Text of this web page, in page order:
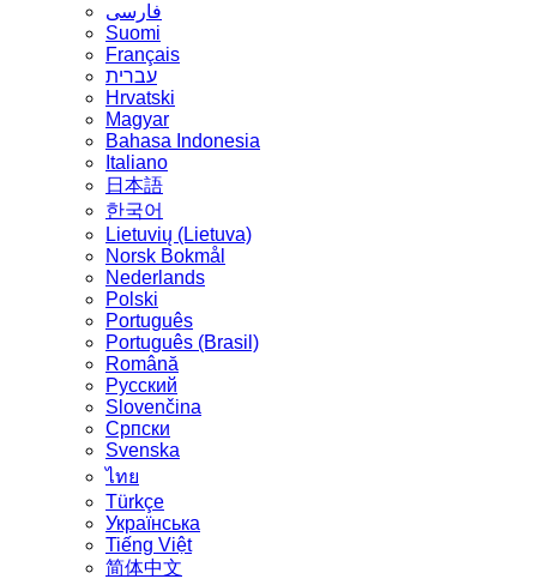
فارسی
Suomi
Français
עברית
Hrvatski
Magyar
Bahasa Indonesia
Italiano
日本語
한국어
Lietuvių (Lietuva)
‪Norsk Bokmål‬
Nederlands
Polski
Português
Português (Brasil)
Română
Русский
Slovenčina
Српски
Svenska
ไทย
Türkçe
Українська
Tiếng Việt
简体中文